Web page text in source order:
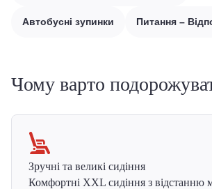
Автобусні зупинки Питання –
Чому варто
Зручні та великі сидіння
Комфортні XXL сидіння з відстанню